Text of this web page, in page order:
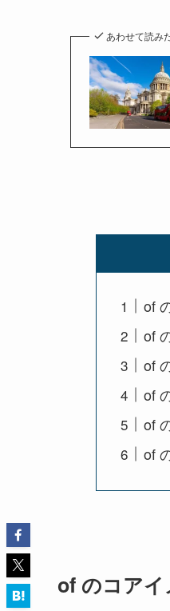
あわせて読み
of
of
of
of
of
of
of のコアイ